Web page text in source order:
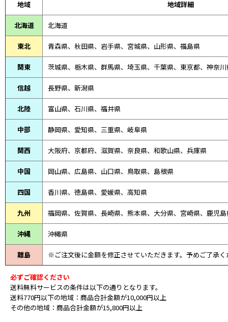
地域 地域詳細
北海道 北海道
東北 青森県、 秋田県、 岩手県、宮城県、山形県、福島県
関東 茨城県、栃木県、群馬県、埼玉県、千葉県、東京都、神奈
信越 長野県、新潟県
北陸 富山県、 石川県、 福井県
中部 静岡県、 愛知県、 三重県、 岐阜県
関西 大阪府、京都府、滋賀県、奈良県、和歌山県、兵庫県
中国 岡山県、広島県、山口県、鳥取県、島根県
四国 香川県、徳島県、愛媛県、高知県
九州 福岡県、佐賀県、長崎県、熊本県、大分県、宮崎県、鹿児
沖縄 沖縄県
離島 ※ご注文後に金額を修正させていただきます。予めご了承く
必ずご確認ください
送料無料サービスの条件は以下の通りとなります。
送料770円以下の地域：商品合計金額が10,000円以上
その他の地域：商品合計金額が15,800円以上